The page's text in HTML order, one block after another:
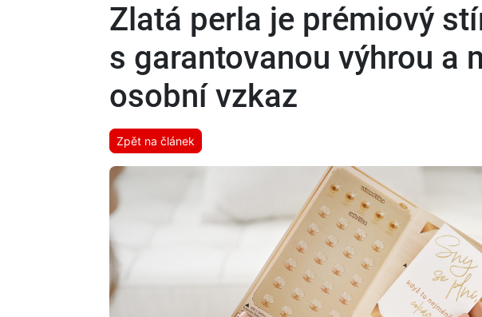
Zlatá perla je prémiový
s garantovanou výhrou a
osobní vzkaz
Zpět na článek